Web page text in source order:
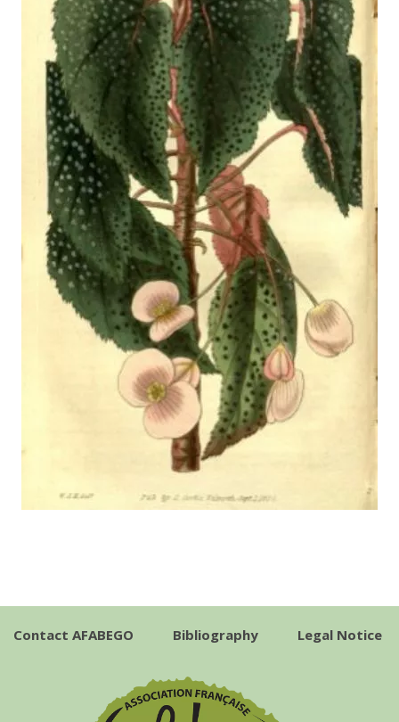
Contact AFABEGO Bibliography Legal Notice